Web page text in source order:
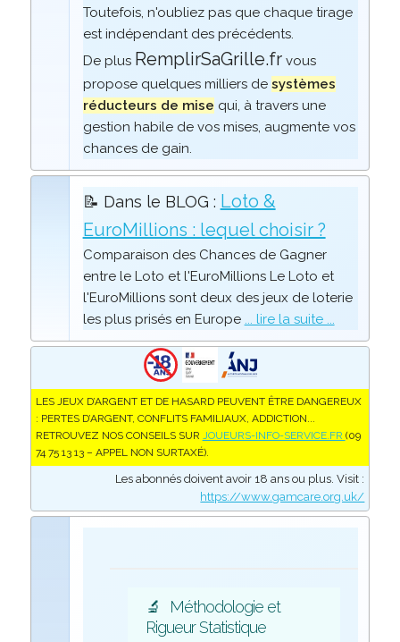
Toutefois, n'oubliez pas que chaque tirage
est indépendant des précédents.
De plus RemplirSaGrille.frvous
propose quelques milliers de systèmes
réducteurs de mise qui, à travers une
gestion habile de vos mises, augmente vos
chances de gain.
📝 Dans le BLOG : Loto &
EuroMillions : lequel choisir ?
Comparaison des Chances de Gagner
entre le Loto et l'EuroMillions Le Loto et
l'EuroMillions sont deux des jeux de loterie
les plus prisés en Europe ... lire la suite ...
LES JEUX D’ARGENT ET DE HASARD PEUVENT ÊTRE DANGEREUX
: PERTES D’ARGENT, CONFLITS FAMILIAUX, ADDICTION...
RETROUVEZ NOS CONSEILS SUR JOUEURS-INFO-SERVICE.FR (09
74 75 13 13 – APPEL NON SURTAXÉ).
Les abonnés doivent avoir 18 ans ou plus. Visit :
https://www.gamcare.org.uk/
🔬
Méthodologie et
Rigueur Statistique